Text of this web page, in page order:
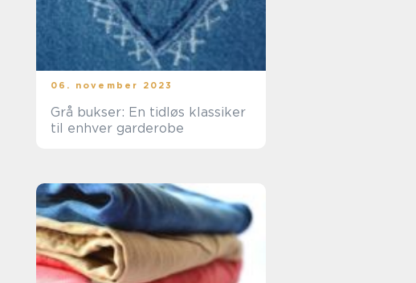
06. november 2023
Grå bukser: En tidløs klassiker
til enhver garderobe